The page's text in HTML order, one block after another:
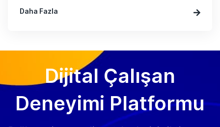
Daha Fazla
Dijital Çalışan
Deneyimi Platformu